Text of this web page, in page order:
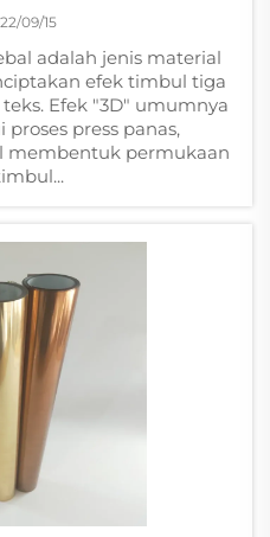
09/15
adalah jenis material
efek timbul tiga
Efek "3D" umumnya
press panas,
permukaan